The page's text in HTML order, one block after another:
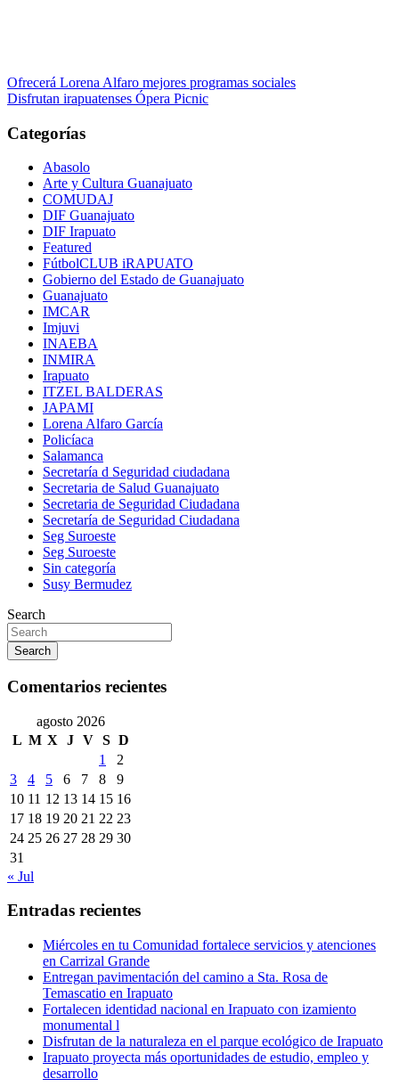
Navegación
de
entradas
Ofrecerá Lorena Alfaro mejores programas sociales
Disfrutan irapuatenses Ópera Picnic
Categorías
Abasolo
Arte y Cultura Guanajuato
COMUDAJ
DIF Guanajuato
DIF Irapuato
Featured
FútbolCLUB iRAPUATO
Gobierno del Estado de Guanajuato
Guanajuato
IMCAR
Imjuvi
INAEBA
INMIRA
Irapuato
ITZEL BALDERAS
JAPAMI
Lorena Alfaro García
Policíaca
Salamanca
Secretaría d Seguridad ciudadana
Secretaria de Salud Guanajuato
Secretaria de Seguridad Ciudadana
Secretaría de Seguridad Ciudadana
Seg Suroeste
Seg Suroeste
Sin categoría
Susy Bermudez
Search
Search
Comentarios recientes
agosto 2026
L M X J V S D
1
2
3
4 5 6 7 8
9
10 11 12 13 14 15 16
17 18 19 20 21 22 23
24 25 26 27 28 29 30
31
« Jul
Entradas recientes
Miércoles en tu Comunidad fortalece servicios y atenciones
en Carrizal Grande
Entregan pavimentación del camino a Sta. Rosa de
Temascatio en Irapuato
Fortalecen identidad nacional en Irapuato con izamiento
monumental l
Disfrutan de la naturaleza en el parque ecológico de Irapuato
Irapuato proyecta más oportunidades de estudio, empleo y
desarrollo